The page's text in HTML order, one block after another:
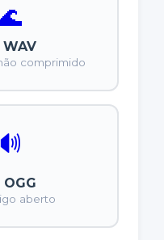
WAV
comprimido
OGG
aberto